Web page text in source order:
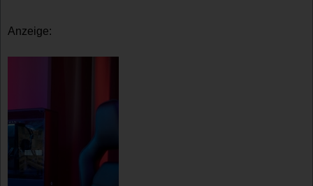
Anzeige: